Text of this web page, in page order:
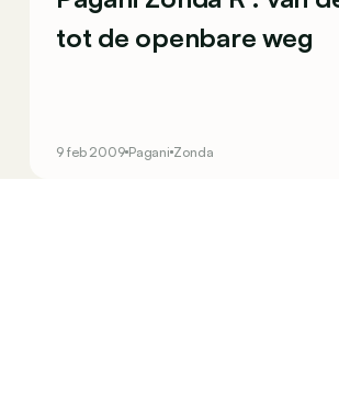
tot de openbare weg
9 feb 2009 Pagani Zonda